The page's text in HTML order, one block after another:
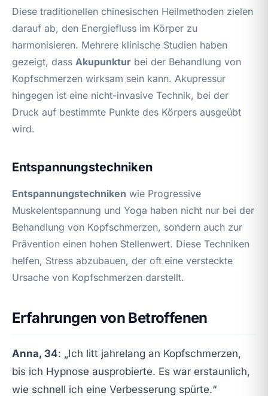
Diese traditionellen chinesischen Heilmethoden zielen
darauf ab, den Energiefluss im Körper zu
harmonisieren. Mehrere klinische Studien haben
gezeigt, dass Akupunktur bei der Behandlung von
Kopfschmerzen wirksam sein kann. Akupressur
hingegen ist eine nicht-invasive Technik, bei der
Druck auf bestimmte Punkte des Körpers ausgeübt
wird.
Entspannungstechniken
Entspannungstechniken wie Progressive
Muskelentspannung und Yoga haben nicht nur bei der
Behandlung von Kopfschmerzen, sondern auch zur
Prävention einen hohen Stellenwert. Diese Techniken
helfen, Stress abzubauen, der oft eine versteckte
Ursache von Kopfschmerzen darstellt.
Erfahrungen von Betroffenen
Anna, 34: „Ich litt jahrelang an Kopfschmerzen,
bis ich Hypnose ausprobierte. Es war erstaunlich,
wie schnell ich eine Verbesserung spürte.“